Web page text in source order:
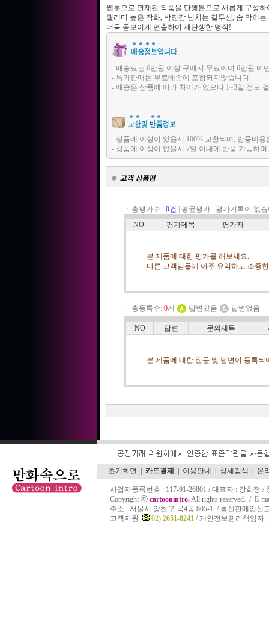
웹툰으로 연재된 작품을 단행본으로 새롭게 구성하
퀄리티 높은 작화, 박진감 넘치는 결투신, 숨 막히는
더욱 돋보이게 연출하여 재탄생한 명작!
- 배송료는 6만원 이상 구매시 무료이며 6만원 미
- 특가판매는 무료배송에 포함되지않습니다
- 배송은 상품에 따라 차이가 있으나 1~3일 정도
- 상품에 이상이 있을시 100% 교환되며, 반품비
- 상품에 이상이 없을시 7일 이내에 반품 가능하
ㆍ총평가수 : 0건 평균평가 : 평가기록이 없
NO
평가제목 평가자
본 제품에 대한 평가를 해보세요.
다른 고객님들께 아주 유익하고 소중
ㆍ총등록수: 0개 답변있음 답변없음
NO 답변 문의제목
본 제품에 대한 질문 및 답변이 등록되
초기화면 카드결제 이용안내 상세검색 온
사업자등록번호 : 117-91-26801 / 대표자 : 강희정 /
Copyright ⓒ cartoonintro.All rights reserved. / E-
주소 : 서울시 양천구 목4동 805-1 / 통신판매업신
고객지원
02) 2651-8241 / 개인정보관리책임